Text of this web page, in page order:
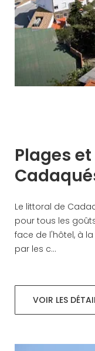
Plages
Le littoral de
pour tous les
face de l'hôtel, à
par les c...
VOIR LES